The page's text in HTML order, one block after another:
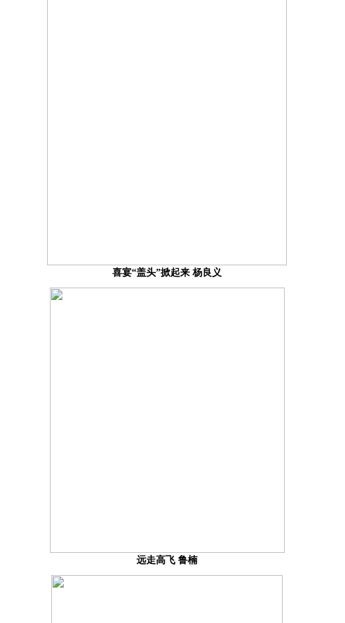
喜宴“盖头”掀起来 杨良义
远走高飞 鲁楠